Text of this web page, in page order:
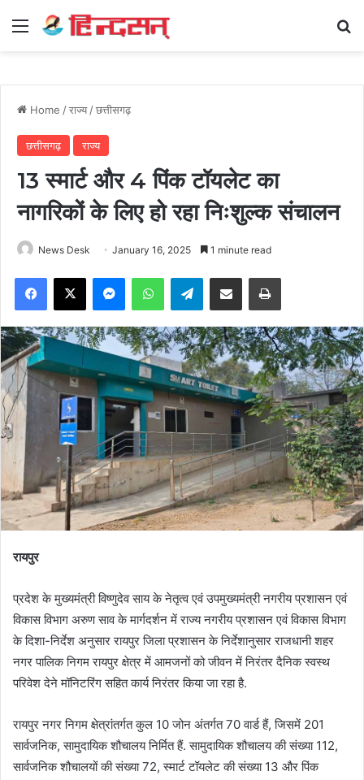
Menu
Home /राज्य /छत्तीसगढ़
छत्तीसगढ़ राज्य
13 स्मार्ट और 4 पिंक टॉयलेट का
नागरिकों के लिए हो रहा निःशुल्क संचालन
News Desk January 16, 2025 1 minute read
Facebook
X MessengerWhatsAppTelegramShare via Email Print
रायपुर
प्रदेश के मुख्यमंत्री विष्णुदेव साय के नेतृत्व एवं उपमुख्यमंत्री नगरीय प्रशासन एवं
विकास विभाग अरुण साव के मार्गदर्शन में राज्य नगरीय प्रशासन एवं विकास विभाग
के दिशा-निर्देश अनुसार रायपुर जिला प्रशासन के निर्देशानुसार राजधानी शहर
नगर पालिक निगम रायपुर क्षेत्र में आमजनों को जीवन में निरंतर दैनिक स्वस्थ
परिवेश देने मॉनिटरिंग सहित कार्य निरंतर किया जा रहा है.
रायपुर नगर निगम क्षेत्रांतर्गत कुल 10 जोन अंतर्गत 70 वार्ड हैं, जिसमें 201
सार्वजनिक, सामुदायिक शौचालय निर्मित हैं. सामुदायिक शौचालय की संख्या 112,
सार्वजनिक शौचालयों की संख्या 72, स्मार्ट टॉयलेट की संख्या 13 और पिंक